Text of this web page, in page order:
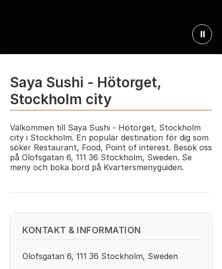
⏸
Saya Sushi - Hötorget,
Stockholm city
Välkommen till Saya Sushi - Hötorget, Stockholm
city i Stockholm. En populär destination för dig som
söker Restaurant, Food, Point of interest. Besök oss
på Olofsgatan 6, 111 36 Stockholm, Sweden. Se
meny och boka bord på Kvartersmenyguiden.
KONTAKT & INFORMATION
Olofsgatan 6, 111 36 Stockholm, Sweden